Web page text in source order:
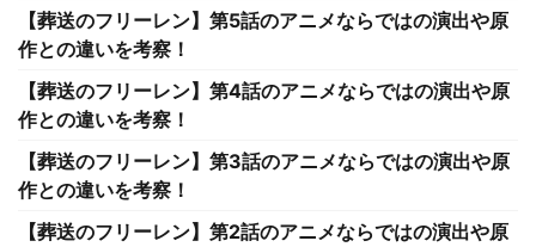
【葬送のフリーレン】第5話のアニメならではの演出や原
作との違いを考察！
【葬送のフリーレン】第4話のアニメならではの演出や原
作との違いを考察！
【葬送のフリーレン】第3話のアニメならではの演出や原
作との違いを考察！
【葬送のフリーレン】第2話のアニメならではの演出や原